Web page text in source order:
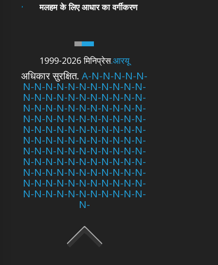
1999-2026 मिनिप्रेस.आरयू
अधिकार सुरक्षित.A-N-N-N-N-N-
N-N-N-N-N-N-N-N-N-N-N-
N-N-N-N-N-N-N-N-N-N-N-
N-N-N-N-N-N-N-N-N-N-N-
N-N-N-N-N-N-N-N-N-N-N-
N-N-N-N-N-N-N-N-N-N-N-
N-N-N-N-N-N-N-N-N-N-N-
N-N-N-N-N-N-N-N-N-N-N-
N-N-N-N-N-N-N-N-N-N-N-
N-N-N-N-N-N-N-N-N-N-N-
N-N-N-N-N-N-N-N-N-N-N-
N-N-N-N-N-N-N-N-N-N-N-
N-
मलहम के लिए आधार का वर्गीकरण